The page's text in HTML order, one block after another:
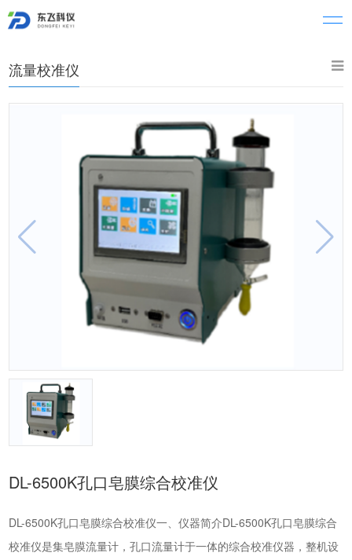
流量校准仪
DL-6500K孔口皂膜综合校准仪
DL-6500K孔口皂膜综合校准仪一、仪器简介DL-6500K孔口皂膜综合
校准仪是集皂膜流量计，孔口流量计于一体的综合校准仪器，整机设